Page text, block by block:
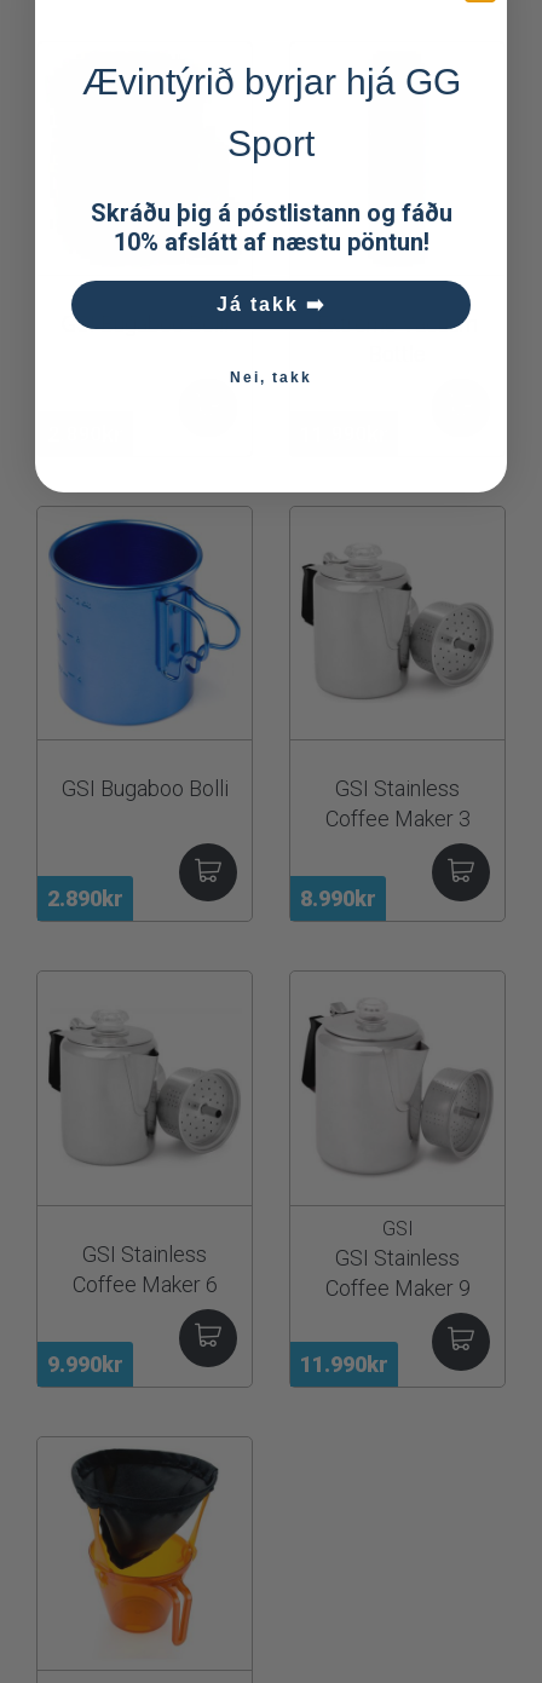
GSI Bugaboo Bolli
Extreme Vacuum
2.890kr
GSI Bugaboo Bolli
8.990kr
GSI Stainless
Coffee Maker 3
9.990kr
GSI Stainless
Coffee Maker 6
11.990kr
GSI
GSI Stainless
Coffee Maker 9
Ævintýrið byrjar hjá GG
Sport
Skráðu þig á póstlistann og fáðu
10% afslátt af næstu pöntun!
Já takk ➡️
Nei, takk